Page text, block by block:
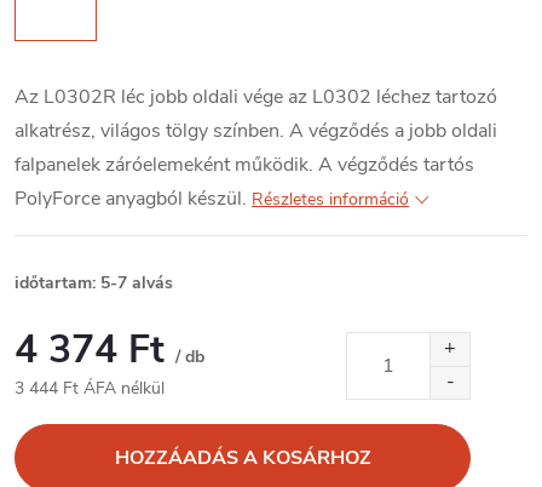
Az L0302R léc jobb oldali vége az L0302 léchez tartozó
alkatrész, világos tölgy színben. A végződés a jobb oldali
falpanelek záróelemeként működik. A végződés tartós
PolyForce anyagból készül. Részletes információ
időtartam: 5-7 alvás
4 374 Ft / db
3 444 Ft ÁFA nélkül
HOZZÁADÁS A KOSÁRHOZ